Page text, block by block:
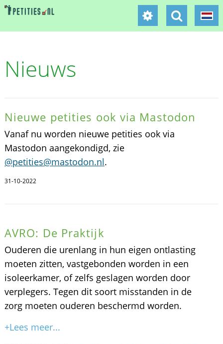
Nieuws
Nieuwe petities ook via Mastodon
Vanaf nu worden nieuwe petities ook via
Mastodon aangekondigd, zie
@petities@mastodon.nl.
31-10-2022
AVRO: De Praktijk
Ouderen die urenlang in hun eigen ontlasting
moeten zitten, vastgebonden worden in een
isoleerkamer, of zelfs geslagen worden door
verplegers. Tegen dit soort misstanden in de
zorg moeten ouderen beschermd worden.
+Lees meer...